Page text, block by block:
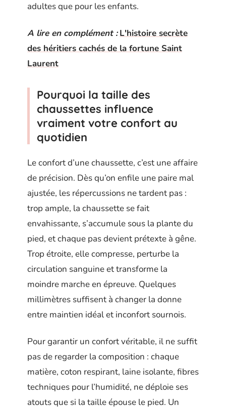
adultes que pour les enfants.
A lire en complément : L'histoire secrète
des héritiers cachés de la fortune Saint
Laurent
Pourquoi la taille des
chaussettes influence
vraiment votre confort au
quotidien
Le confort d’une chaussette, c’est une affaire
de précision. Dès qu’on enfile une paire mal
ajustée, les répercussions ne tardent pas :
trop ample, la chaussette se fait
envahissante, s’accumule sous la plante du
pied, et chaque pas devient prétexte à gêne.
Trop étroite, elle compresse, perturbe la
circulation sanguine et transforme la
moindre marche en épreuve. Quelques
millimètres suffisent à changer la donne
entre maintien idéal et inconfort sournois.
Pour garantir un confort véritable, il ne suffit
pas de regarder la composition : chaque
matière, coton respirant, laine isolante, fibres
techniques pour l’humidité, ne déploie ses
atouts que si la taille épouse le pied. Un